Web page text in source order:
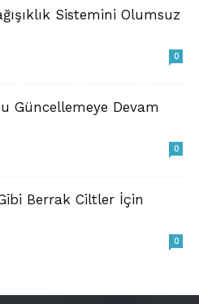
Sistemini Olumsuz
0
Güncellemeye Devam
0
Berrak Ciltler İçin
0